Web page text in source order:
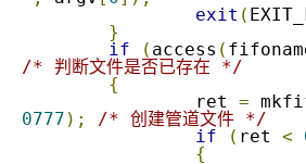
exit (
}
if
( access (
/* 判断文件是否已存在 */
{
		ret
=
0777 );
/* 创建管道文件 */
if
( ret <
{